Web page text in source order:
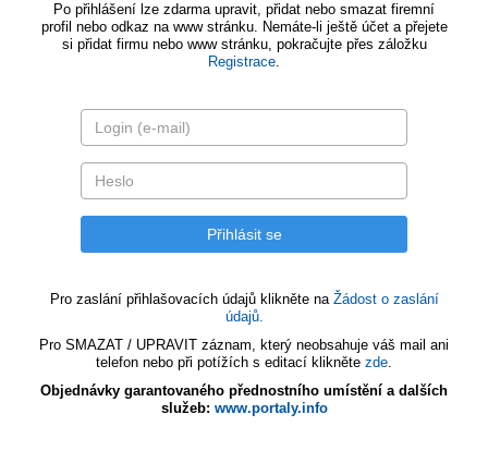
Po přihlášení lze zdarma upravit, přidat nebo smazat firemní
profil nebo odkaz na www stránku. Nemáte-li ještě účet a přejete
si přidat firmu nebo www stránku, pokračujte přes záložku
Registrace.
Pro zaslání přihlašovacích údajů klikněte na Žádost o zaslání
údajů.
Pro SMAZAT / UPRAVIT záznam, který neobsahuje váš mail ani
telefon nebo při potížích s editací klikněte zde.
Objednávky garantovaného přednostního umístění a dalších
služeb: www.portaly.info